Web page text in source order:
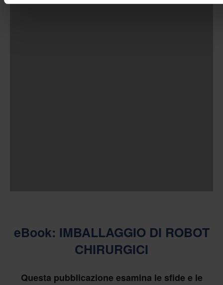
eBook: IMBALLAGGIO DI ROBOT
CHIRURGICI
Questa pubblicazione esamina le sfide e le